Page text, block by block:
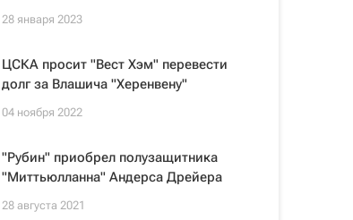
28 января 2023
ЦСКА просит "Вест Хэм" перевести
долг за Влашича "Херенвену"
04 ноября 2022
"Рубин" приобрел полузащитника
"Миттьюлланна" Андерса Дрейера
28 августа 2021